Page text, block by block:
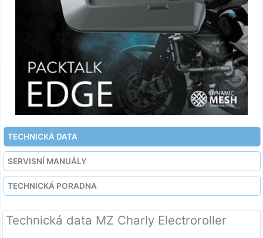
TECHNICKÁ DATA
SERVISNÍ MANUÁLY
TECHNICKÁ PORADNA
Technická data MZ Charly Electroroller